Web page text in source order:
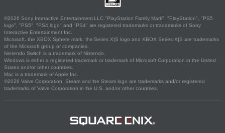
©2026 Sony Interactive Entertainment LLC."PlayStation Family Mark", "PlayStation", "PS5
logo", "PS5", "PS4 logo" and "PS4" are registered trademarks or trademarks of Sony
Interactive Entertainment Inc.
Microsoft, the XBOX Sphere mark, the Series X|S logo and XBOX Series X|S are trademarks
of the Microsoft group of companies.
Nintendo Switch is a trademark of Nintendo.
Windows is either a registered trademark or trademark of Microsoft Corporation in the United
States and/or other countries.
Mac is a trademark of Apple Inc.
©2026 Valve Corporation. Steam and the Steam logo are trademarks and/or registered
trademarks of Valve Corporation in the U.S. and/or other countries.